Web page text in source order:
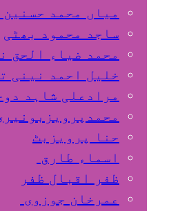
میاں محمد حسنین
ساجد محمود بھٹی
محمد ضیاء الحق
خلیل احمد نینی
مرادعلی شاہد
حنا پرویزبٹ
اسماء طارق
ظفر اقبال ظفر
عمرخان جوزوی